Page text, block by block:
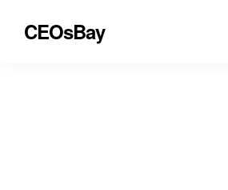
CEOsBay